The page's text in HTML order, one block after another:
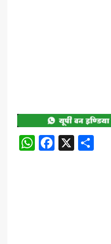
WhatsApp
Facebook
X